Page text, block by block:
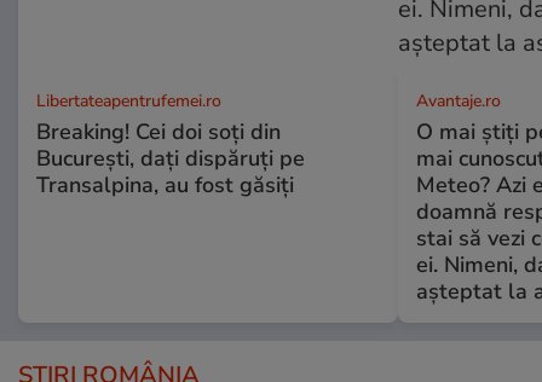
Libertateapentrufemei.ro
Breaking! Cei doi soți din
București, dați dispăruți pe
Transalpina, au fost găsiți
Avantaje.ro
O mai știți
mai
Meteo? Azi
doamnă
stai să vezi
ei. Nimeni,
așteptat la
ȘTIRI ROMÂNIA